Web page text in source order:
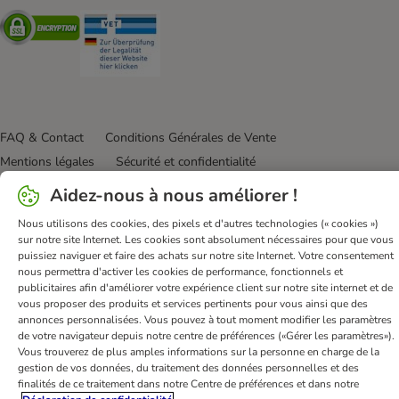
Security
FAQ & Contact
Conditions Générales de Vente
Mentions légales
Sécurité et confidentialité
Dispositions sur l’élimination des déchets
Frais et délai de livraison
Renoncer au contrat ici
Programme de fidélité
Application mobile
Programme d'affiliation
Déclaration d'accessibilité
bitiba GmbH 2026
Aidez-nous à nous améliorer !
Nous utilisons des cookies, des pixels et d'autres technologies (« cookies »)
sur notre site Internet. Les cookies sont absolument nécessaires pour que vous
puissiez naviguer et faire des achats sur notre site Internet. Votre consentement
nous permettra d'activer les cookies de performance, fonctionnels et
publicitaires afin d'améliorer votre expérience client sur notre site internet et de
vous proposer des produits et services pertinents pour vous ainsi que des
annonces personnalisées. Vous pouvez à tout moment modifier les paramètres
de votre navigateur depuis notre centre de préférences («Gérer les paramètres»).
Vous trouverez de plus amples informations sur la personne en charge de la
gestion de vos données, du traitement des données personnelles et des
finalités de ce traitement dans notre Centre de préférences et dans notre